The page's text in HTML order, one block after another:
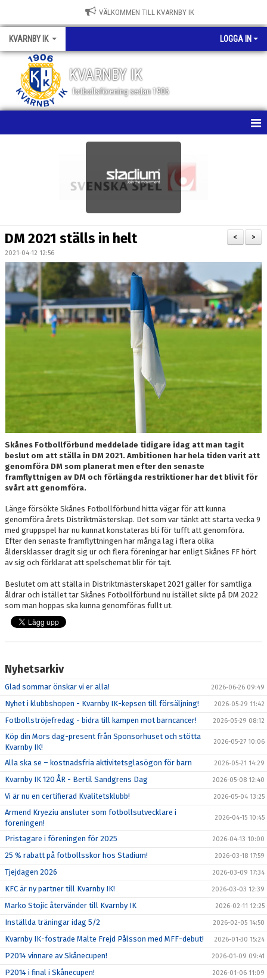
VÄLKOMMEN TILL KVARNBY IK
KVARNBY IK LOGGA IN
KVARNBY IK
fotbollsförening sedan 1906
BILDGALLERI
DOKUMENT
MEDLEMSKAP
LEDARE
>
<
DM 2021 ställs in helt
2021-04-12 12:56
Skånes Fotbollförbund meddelade tidigare idag att man tagit
beslut om att ställa in DM 2021. Ambitionen har hela tiden varit att
genomföra DM som planerat men efter den senaste
framflyttnigen av DM och förlängda restriktioner har det blivit för
svårt att genomföra.
Länge försökte Skånes Fotbollförbund hitta vägar för att kunna
genomföra årets Distriktmästerskap. Det som var tänkt att starta vecka 9
med gruppspel har nu kunnat konstateras bli för tufft att genomföra.
Efter den senaste framflyttningen har många lag i flera olika
åldersklasser dragit sig ur och flera föreningar har enligt Skånes FF hört
av sig och förklarat att spelschemat blir för tajt.
Beslutet om att ställa in Distriktmästerskapet 2021 gäller för samtliga
åldrar och istället tar Skånes Fotbollförbund nu istället sikte på DM 2022
som man hoppas ska kunna genomföras fullt ut.
Nyhetsarkiv
Glad sommar önskar vi er alla! 2026-06-26 09:49
Nyhet i klubbshopen - Kvarnby IK-kepsen till försäljning! 2026-05-29 11:42
Fotbollströjefredag - bidra till kampen mot barncancer! 2026-05-29 08:12
Köp din Mors dag-present från Sponsorhuset och stötta
Kvarnby IK!
2026-05-27 10:06
Alla ska se – kostnadsfria aktivitetsglasögon för barn 2026-05-21 14:29
Kvarnby IK 120 ÅR - Bertil Sandgrens Dag 2026-05-08 12:40
Vi är nu en certifierad Kvalitetsklubb! 2026-05-04 13:25
Armend Kryeziu ansluter som fotbollsutvecklare i
föreningen!
2026-04-15 10:45
Pristagare i föreningen för 2025 2026-04-13 10:00
25 % rabatt på fotbollsskor hos Stadium! 2026-03-18 17:59
Tjejdagen 2026 2026-03-09 17:34
KFC är ny partner till Kvarnby IK! 2026-03-03 12:39
Marko Stojic återvänder till Kvarnby IK 2026-02-11 12:25
Inställda träningar idag 5/2 2026-02-05 14:50
Kvarnby IK-fostrade Malte Frejd Pålsson med MFF-debut! 2026-01-30 15:24
P2014 vinnare av Skånecupen! 2026-01-09 09:41
P2014 i final i Skånecupen! 2026-01-06 11:09